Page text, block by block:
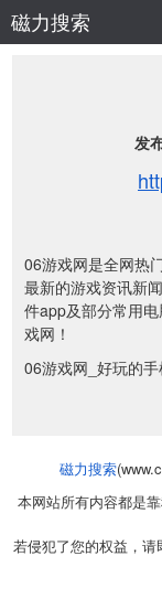
磁力搜索
发
06游戏网是全网热
最新的游戏资讯新
件app及部分常用
戏网！
06游戏网_好玩的
磁力搜索
本网站所有内容都是
若侵犯了您的权益，